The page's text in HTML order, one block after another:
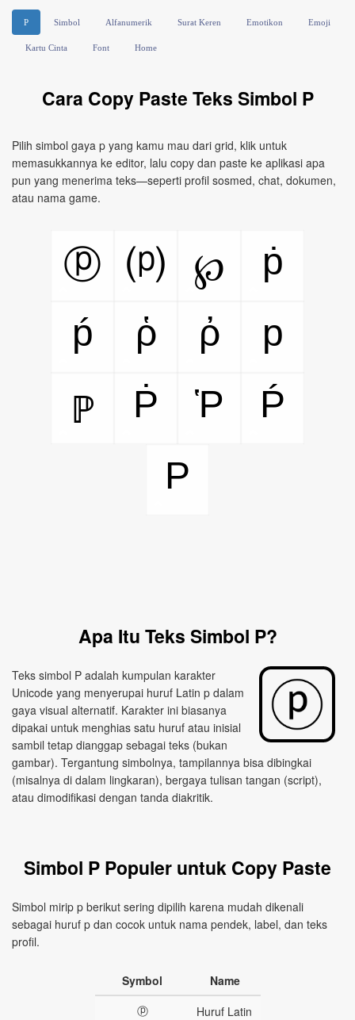
P Simbol Alfanumerik Surat Keren Emotikon Emoji
Kartu Cinta Font Home
Cara Copy Paste Teks Simbol P
Pilih simbol gaya p yang kamu mau dari grid, klik untuk
memasukkannya ke editor, lalu copy dan paste ke aplikasi apa
pun yang menerima teks—seperti profil sosmed, chat, dokumen,
atau nama game.
ⓟ ⒫ ℘
ṗ
ṕ
ῥ ῤ
p
ℙ
Ṗ Ῥ
Ṕ
P
Apa Itu Teks Simbol P?
Teks simbol P adalah kumpulan karakter
Unicode yang menyerupai huruf Latin p dalam
gaya visual alternatif. Karakter ini biasanya
dipakai untuk menghias satu huruf atau inisial
sambil tetap dianggap sebagai teks (bukan
gambar). Tergantung simbolnya, tampilannya bisa dibingkai
(misalnya di dalam lingkaran), bergaya tulisan tangan (script),
atau dimodifikasi dengan tanda diakritik.
Simbol P Populer untuk Copy Paste
Simbol mirip p berikut sering dipilih karena mudah dikenali
sebagai huruf p dan cocok untuk nama pendek, label, dan teks
profil.
Symbol
Name
ⓟ
Huruf Latin